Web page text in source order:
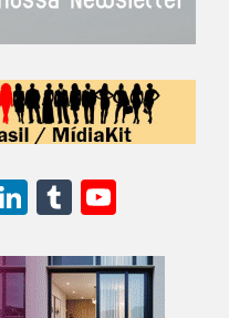
LinkedIn
Tumblr